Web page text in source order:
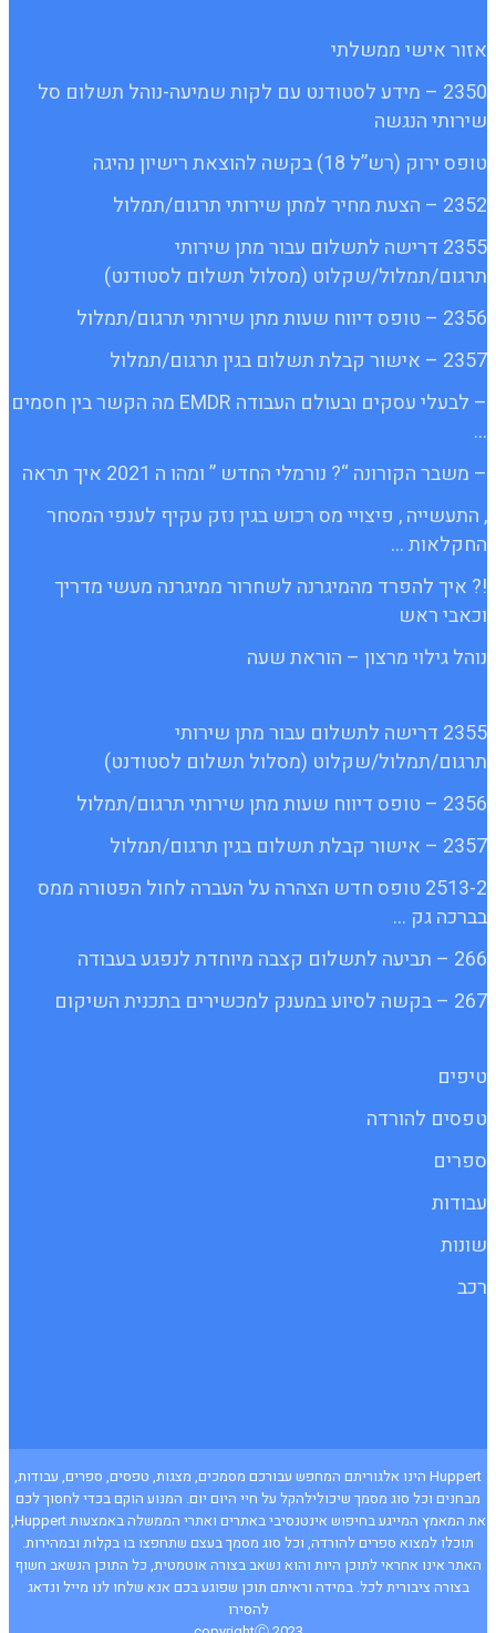
אזור אישי ממשלתי
2350 – מידע לסטודנט עם לקות שמיעה-נוהל תשלום סל
שירותי הנגשה
טופס ירוק (רש”ל 18) בקשה להוצאת רישיון נהיגה
2352 – הצעת מחיר למתן שירותי תרגום/תמלול
2355 דרישה לתשלום עבור מתן שירותי
תרגום/תמלול/שקלוט (מסלול תשלום לסטודנט)
2356 – טופס דיווח שעות מתן שירותי תרגום/תמלול
2357 – אישור קבלת תשלום בגין תרגום/תמלול
– לבעלי עסקים ובעולם העבודה EMDR מה הקשר בין חסמים
…
– משבר הקורונה “? נורמלי החדש ” ומהו ה 2021 איך תראה
, התעשייה , פיצויי מס רכוש בגין נזק עקיף לענפי המסחר
החקלאות …
!? איך להפרד מהמיגרנה לשחרור ממיגרנה מעשי מדריך
וכאבי ראש
נוהל גילוי מרצון – הוראת שעה
2355 דרישה לתשלום עבור מתן שירותי
תרגום/תמלול/שקלוט (מסלול תשלום לסטודנט)
2356 – טופס דיווח שעות מתן שירותי תרגום/תמלול
2357 – אישור קבלת תשלום בגין תרגום/תמלול
2513-2 טופס חדש הצהרה על העברה לחול הפטורה ממס
בברכה גק …
266 – תביעה לתשלום קצבה מיוחדת לנפגע בעבודה
267 – בקשה לסיוע במענק למכשירים בתכנית השיקום
טיפים
טפסים להורדה
ספרים
עבודות
שונות
רכב
Huppert הינו אלגוריתם המחפש עבורכם מסמכים, מצגות, טפסים, ספרים, עבודות,
מבחנים וכל סוג מסמך שיכולילהקל על חיי היום יום. המנוע הוקם בכדי לחסוך לכם
את המאמץ המייגע בחיפוש אינטנסיבי באתרים ואתרי הממשלה באמצעות Huppert,
תוכלו למצוא ספרים להורדה, וכל סוג מסמך בעצם שתחפצו בו בקלות ובמהירות.
האתר אינו אחראי לתוכן היות והוא נשאב בצורה אוטמטית, כל התוכן הנשאב חשוף
בצורה ציבורית לכל. במידה וראיתם תוכן שפוגע בכם אנא שלחו לנו מייל ונדאג
להסירו